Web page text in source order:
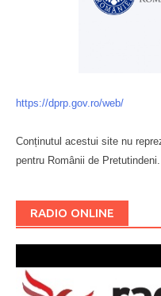
https://dprp.gov.ro/web/
Conținutul acestui site nu
pentru Românii de Pretutindeni.
RADIO ONLINE